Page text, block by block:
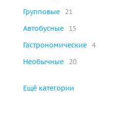
Групповые
21
Автобусные
15
Гастрономические 4
Необычные
20
Ещё категории